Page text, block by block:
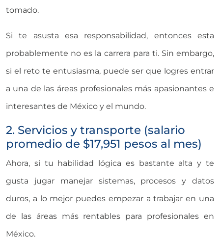
tomado.
Si te asusta esa responsabilidad, entonces esta
probablemente no es la carrera para ti. Sin embargo,
si el reto te entusiasma, puede ser que logres entrar
a una de las áreas profesionales más apasionantes e
interesantes de México y el mundo.
2. Servicios y transporte (salario
promedio de $17,951 pesos al mes)
Ahora, si tu habilidad lógica es bastante alta y te
gusta jugar manejar sistemas, procesos y datos
duros, a lo mejor puedes empezar a trabajar en una
de las áreas más rentables para profesionales en
México.